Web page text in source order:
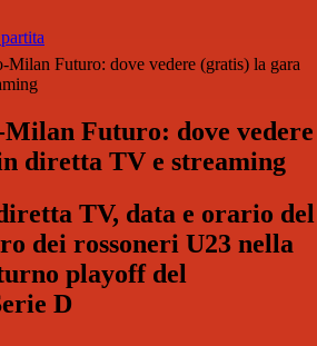
Milan Futuro: dove vedere (gratis) la gara
Milan Futuro: dove vedere
diretta TV e streaming
TV, data e orario del
dei rossoneri U23 nella
playoff del
D